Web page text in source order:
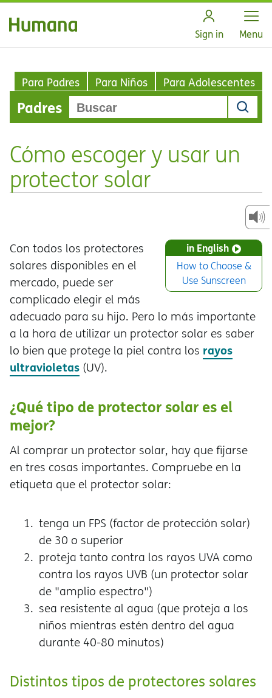
Sign in Open
Menu
Para Padres Para Niños Para Adolescentes
Padres
Cómo escoger y usar un
protector solar
in English
How to Choose &
Use Sunscreen
Con todos los protectores
solares disponibles en el
mercado, puede ser
complicado elegir el más
adecuado para su hijo. Pero lo más importante
a la hora de utilizar un protector solar es saber
lo bien que protege la piel contra los rayos
ultravioletas (UV).
¿Qué tipo de protector solar es el
mejor?
Al comprar un protector solar, hay que fijarse
en tres cosas importantes. Compruebe en la
etiqueta que el protector solar:
tenga un FPS (factor de protección solar)
de 30 o superior
proteja tanto contra los rayos UVA como
contra los rayos UVB (un protector solar
de "amplio espectro")
sea resistente al agua (que proteja a los
niños mientras estén dentro del agua
durante 40-80 minutos)
Distintos tipos de protectores solares